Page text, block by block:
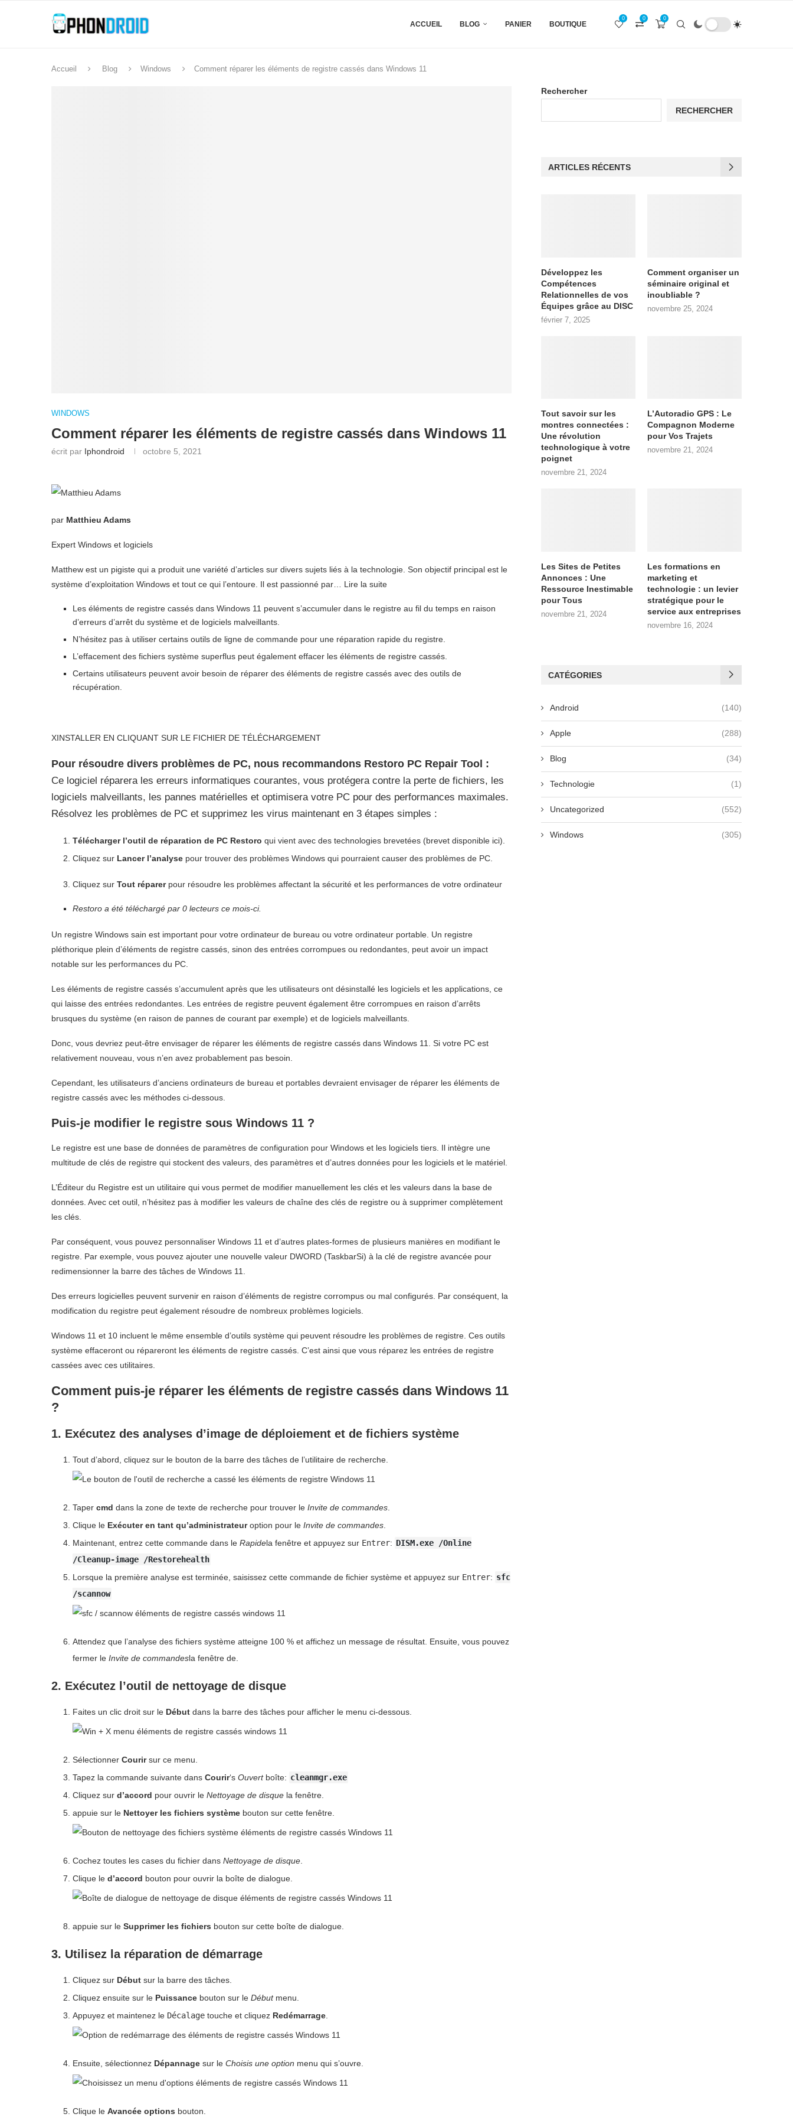
ACCUEIL BLOG PANIER BOUTIQUE
0
0
0
Accueil Blog Windows Comment réparer les éléments de registre cassés dans Windows 11
WINDOWS
Comment réparer les éléments de registre cassés dans Windows 11
écrit par Iphondroid octobre 5, 2021
par Matthieu Adams
Expert Windows et logiciels
Matthew est un pigiste qui a produit une variété d’articles sur divers sujets liés à la technologie. Son objectif principal est le
système d’exploitation Windows et tout ce qui l’entoure. Il est passionné par… Lire la suite
Les éléments de registre cassés dans Windows 11 peuvent s’accumuler dans le registre au fil du temps en raison
d’erreurs d’arrêt du système et de logiciels malveillants.
N’hésitez pas à utiliser certains outils de ligne de commande pour une réparation rapide du registre.
L’effacement des fichiers système superflus peut également effacer les éléments de registre cassés.
Certains utilisateurs peuvent avoir besoin de réparer des éléments de registre cassés avec des outils de
récupération.
XINSTALLER EN CLIQUANT SUR LE FICHIER DE TÉLÉCHARGEMENT
Pour résoudre divers problèmes de PC, nous recommandons Restoro PC Repair Tool :
Ce logiciel réparera les erreurs informatiques courantes, vous protégera contre la perte de fichiers, les
logiciels malveillants, les pannes matérielles et optimisera votre PC pour des performances maximales.
Résolvez les problèmes de PC et supprimez les virus maintenant en 3 étapes simples :
Télécharger l’outil de réparation de PC Restoro qui vient avec des technologies brevetées (brevet disponible ici).
Cliquez sur Lancer l’analyse pour trouver des problèmes Windows qui pourraient causer des problèmes de PC.
Cliquez sur Tout réparerpour résoudre les problèmes affectant la sécurité et les performances de votre ordinateur
Restoro a été téléchargé par 0 lecteurs ce mois-ci.
Un registre Windows sain est important pour votre ordinateur de bureau ou votre ordinateur portable. Un registre
pléthorique plein d’éléments de registre cassés, sinon des entrées corrompues ou redondantes, peut avoir un impact
notable sur les performances du PC.
Les éléments de registre cassés s’accumulent après que les utilisateurs ont désinstallé les logiciels et les applications, ce
qui laisse des entrées redondantes. Les entrées de registre peuvent également être corrompues en raison d’arrêts
brusques du système (en raison de pannes de courant par exemple) et de logiciels malveillants.
Donc, vous devriez peut-être envisager de réparer les éléments de registre cassés dans Windows 11. Si votre PC est
relativement nouveau, vous n’en avez probablement pas besoin.
Cependant, les utilisateurs d’anciens ordinateurs de bureau et portables devraient envisager de réparer les éléments de
registre cassés avec les méthodes ci-dessous.
Puis-je modifier le registre sous Windows 11 ?
Le registre est une base de données de paramètres de configuration pour Windows et les logiciels tiers. Il intègre une
multitude de clés de registre qui stockent des valeurs, des paramètres et d’autres données pour les logiciels et le matériel.
L’Éditeur du Registre est un utilitaire qui vous permet de modifier manuellement les clés et les valeurs dans la base de
données. Avec cet outil, n’hésitez pas à modifier les valeurs de chaîne des clés de registre ou à supprimer complètement
les clés.
Par conséquent, vous pouvez personnaliser Windows 11 et d’autres plates-formes de plusieurs manières en modifiant le
registre. Par exemple, vous pouvez ajouter une nouvelle valeur DWORD (TaskbarSi) à la clé de registre avancée pour
redimensionner la barre des tâches de Windows 11.
Des erreurs logicielles peuvent survenir en raison d’éléments de registre corrompus ou mal configurés. Par conséquent, la
modification du registre peut également résoudre de nombreux problèmes logiciels.
Windows 11 et 10 incluent le même ensemble d’outils système qui peuvent résoudre les problèmes de registre. Ces outils
système effaceront ou répareront les éléments de registre cassés. C’est ainsi que vous réparez les entrées de registre
cassées avec ces utilitaires.
Comment puis-je réparer les éléments de registre cassés dans Windows 11
?
1. Exécutez des analyses d’image de déploiement et de fichiers système
Tout d’abord, cliquez sur le bouton de la barre des tâches de l’utilitaire de recherche.
Taper cmd dans la zone de texte de recherche pour trouver le Invite de commandes
Clique le Exécuter en tant qu’administrateuroption pour le Invite de commandes
Maintenant, entrez cette commande dans le Rapidela fenêtre et appuyez sur Entrer: DISM.exe /Online
/Cleanup-image /Restorehealth
Lorsque la première analyse est terminée, saisissez cette commande de fichier système et appuyez sur Entrer: sfc
/scannow
Attendez que l’analyse des fichiers système atteigne 100 % et affichez un message de résultat. Ensuite, vous pouvez
fermer le Invite de commandesla fenêtre de.
2. Exécutez l’outil de nettoyage de disque
Faites un clic droit sur le Début dans la barre des tâches pour afficher le menu ci-dessous.
Sélectionner Courirsur ce menu.
Tapez la commande suivante dans Courir‘s Ouvertboîte: cleanmgr.exe
Cliquez sur d’accord pour ouvrir le Nettoyage de disque la fenêtre.
appuie sur le Nettoyer les fichiers système bouton sur cette fenêtre.
Cochez toutes les cases du fichier dans Nettoyage de disque
Clique le d’accord bouton pour ouvrir la boîte de dialogue.
appuie sur le Supprimer les fichiers bouton sur cette boîte de dialogue.
3. Utilisez la réparation de démarrage
Cliquez sur Début sur la barre des tâches.
Cliquez ensuite sur le Puissance bouton sur le Débutmenu.
Appuyez et maintenez le Décalage touche et cliquez Redémarrage
Ensuite, sélectionnez Dépannage sur le Choisis une option menu qui s’ouvre.
Clique le Avancée options bouton.
Rechercher
RECHERCHER
ARTICLES RÉCENTS
Développez les
Compétences
Relationnelles de vos
Équipes grâce au DISC
février 7, 2025
Comment organiser un
séminaire original et
inoubliable ?
novembre 25, 2024
Tout savoir sur les
montres connectées :
Une révolution
technologique à votre
poignet
novembre 21, 2024
L’Autoradio GPS : Le
Compagnon Moderne
pour Vos Trajets
novembre 21, 2024
Les Sites de Petites
Annonces : Une
Ressource Inestimable
pour Tous
novembre 21, 2024
Les formations en
marketing et
technologie : un levier
stratégique pour le
service aux entreprises
novembre 16, 2024
CATÉGORIES
Android (140)
Apple (288)
Blog (34)
Technologie (1)
Uncategorized (552)
Windows (305)